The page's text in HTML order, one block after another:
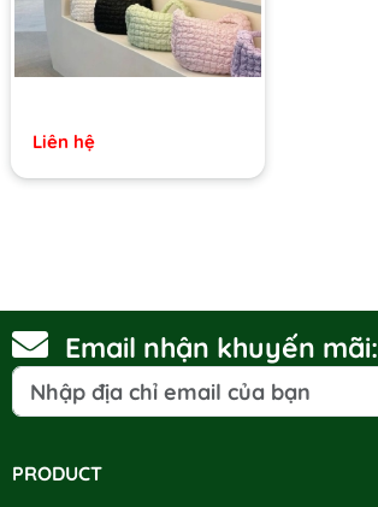
Liên hệ
Email nhận khuyến mãi:
PRODUCT